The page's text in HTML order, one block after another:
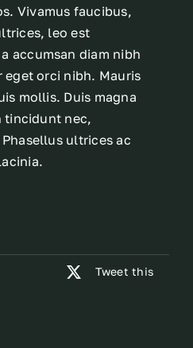
Vivamus faucibus,
leo est
accumsan diam nibh
orci nibh. Mauris
mollis. Duis magna
tincidunt nec,
ultrices ac
Tweet this